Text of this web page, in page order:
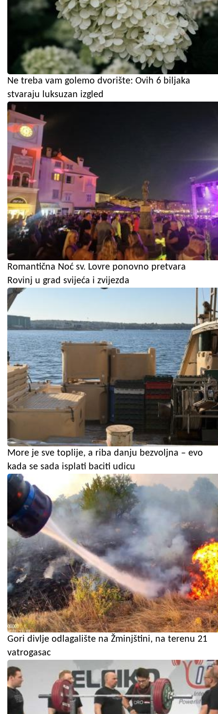
Ne treba vam golemo dvorište: Ovih 6 biljaka
stvaraju luksuzan izgled
Romantična Noć sv. Lovre ponovno pretvara
Rovinj u grad svijeća i zvijezda
More je sve toplije, a riba danju bezvoljna – evo
kada se sada isplati baciti udicu
Gori divlje odlagalište na Žminjštini, na terenu 21
vatrogasac